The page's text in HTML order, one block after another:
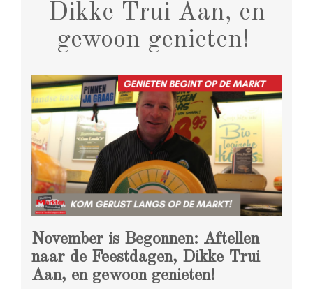
Dikke Trui Aan, en
gewoon genieten!
November is Begonnen: Aftellen
naar de Feestdagen, Dikke Trui
Aan, en gewoon genieten!